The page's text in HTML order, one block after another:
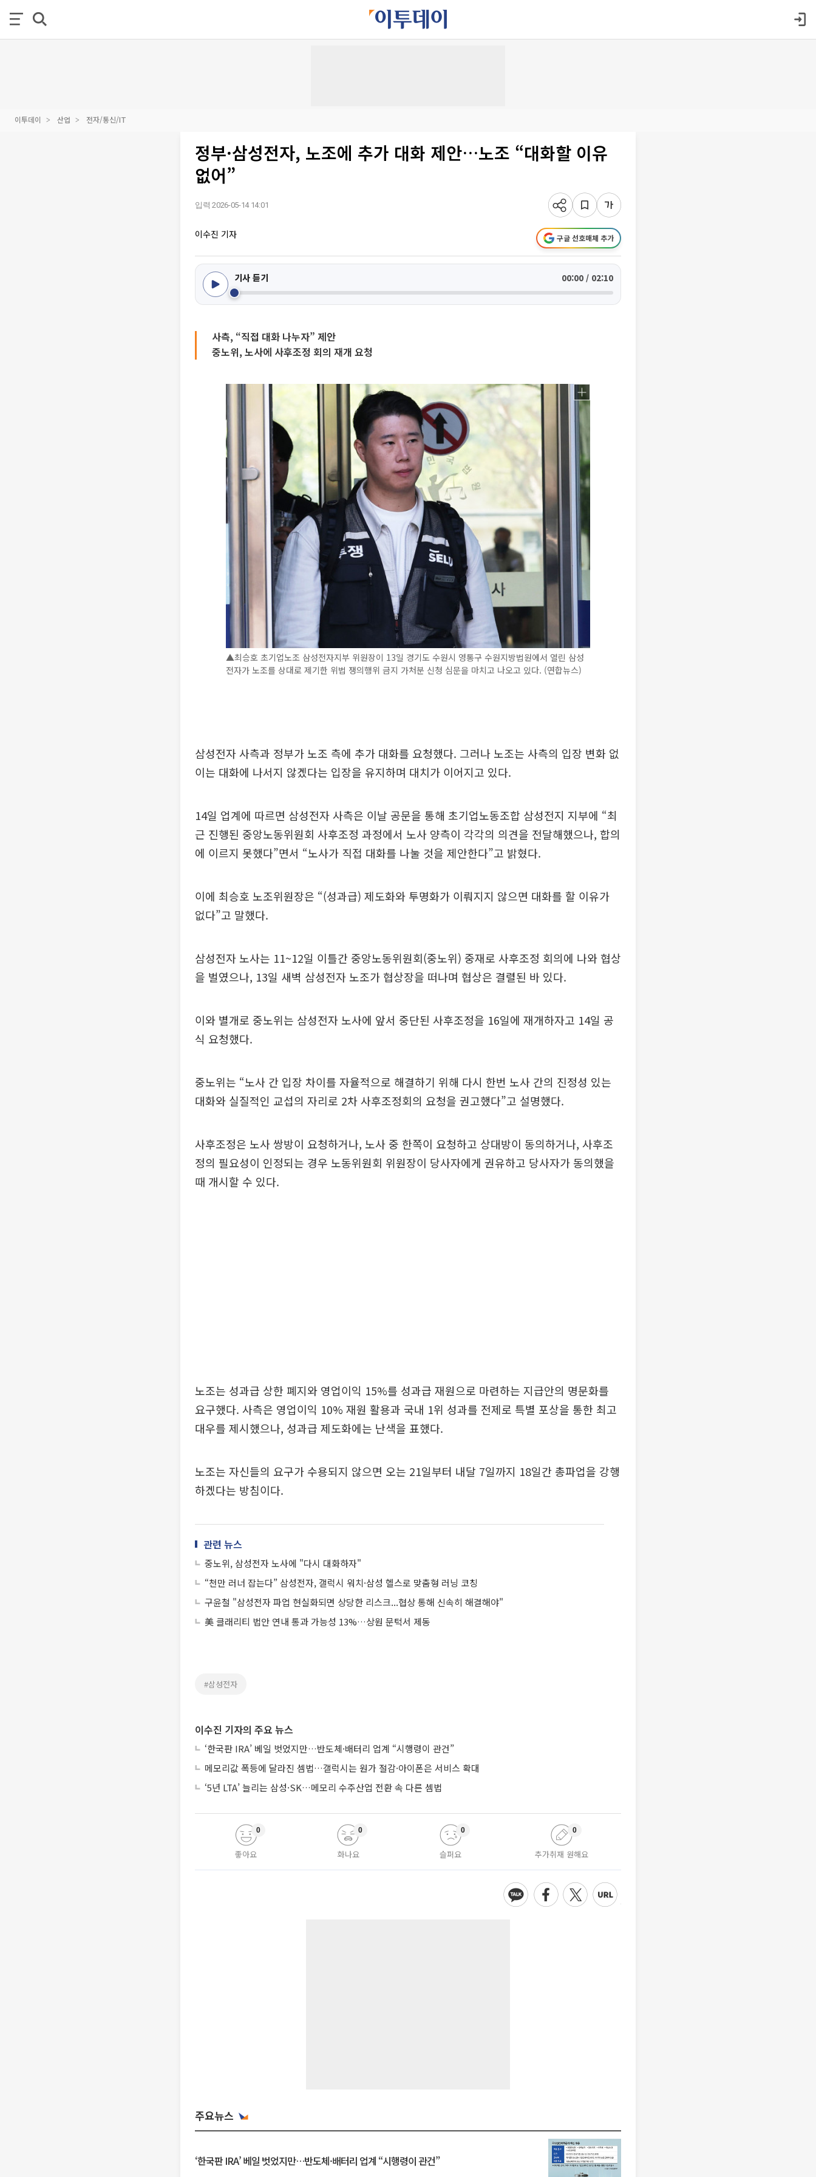
이투데이 산업 전자/통신/IT
정부·삼성전자, 노조에 추가 대화 제안…노조 “대화할 이유
없어”
입력 2026-05-14 14:01
이수진 기자 구글 선호매체 추가
기사 듣기 00:00 / 02:10
사측, “직접 대화 나누자” 제안
중노위, 노사에 사후조정 회의 재개 요청
▲최승호 초기업노조 삼성전자지부 위원장이 13일 경기도 수원시 영통구 수원지방법원에서 열린 삼성
전자가 노조를 상대로 제기한 위법 쟁의행위 금지 가처분 신청 심문을 마치고 나오고 있다. (연합뉴스)
삼성전자 사측과 정부가 노조 측에 추가 대화를 요청했다. 그러나 노조는 사측의 입장 변화 없
이는 대화에 나서지 않겠다는 입장을 유지하며 대치가 이어지고 있다.
14일 업계에 따르면 삼성전자 사측은 이날 공문을 통해 초기업노동조합 삼성전지 지부에 “최
근 진행된 중앙노동위원회 사후조정 과정에서 노사 양측이 각각의 의견을 전달해했으나, 합의
에 이르지 못했다”면서 “노사가 직접 대화를 나눌 것을 제안한다”고 밝혔다.
이에 최승호 노조위원장은 “(성과급) 제도화와 투명화가 이뤄지지 않으면 대화를 할 이유가
없다”고 말했다.
삼성전자 노사는 11~12일 이틀간 중앙노동위원회(중노위) 중재로 사후조정 회의에 나와 협상
을 벌였으나, 13일 새벽 삼성전자 노조가 협상장을 떠나며 협상은 결렬된 바 있다.
이와 별개로 중노위는 삼성전자 노사에 앞서 중단된 사후조정을 16일에 재개하자고 14일 공
식 요청했다.
중노위는 “노사 간 입장 차이를 자율적으로 해결하기 위해 다시 한번 노사 간의 진정성 있는
대화와 실질적인 교섭의 자리로 2차 사후조정회의 요청을 권고했다”고 설명했다.
사후조정은 노사 쌍방이 요청하거나, 노사 중 한쪽이 요청하고 상대방이 동의하거나, 사후조
정의 필요성이 인정되는 경우 노동위원회 위원장이 당사자에게 권유하고 당사자가 동의했을
때 개시할 수 있다.
노조는 성과급 상한 폐지와 영업이익 15%를 성과급 재원으로 마련하는 지급안의 명문화를
요구했다. 사측은 영업이익 10% 재원 활용과 국내 1위 성과를 전제로 특별 포상을 통한 최고
대우를 제시했으나, 성과급 제도화에는 난색을 표했다.
노조는 자신들의 요구가 수용되지 않으면 오는 21일부터 내달 7일까지 18일간 총파업을 강행
하겠다는 방침이다.
관련 뉴스
중노위, 삼성전자 노사에 "다시 대화하자"
“천만 러너 잡는다” 삼성전자, 갤럭시 워치·삼성 헬스로 맞춤형 러닝 코칭
구윤철 "삼성전자 파업 현실화되면 상당한 리스크...협상 통해 신속히 해결해야"
美 클래리티 법안 연내 통과 가능성 13%…상원 문턱서 제동
#삼성전자
이수진 기자의 주요 뉴스
‘한국판 IRA’ 베일 벗었지만…반도체·배터리 업계 “시행령이 관건”
메모리값 폭등에 달라진 셈법…갤럭시는 원가 절감·아이폰은 서비스 확대
‘5년 LTA’ 늘리는 삼성·SK…메모리 수주산업 전환 속 다른 셈법
좋아요
0
화나요
0
슬퍼요
0
추가취재 원해요
0
주요뉴스
‘한국판 IRA’ 베일 벗었지만…반도체·배터리 업계 “시행령이 관건”